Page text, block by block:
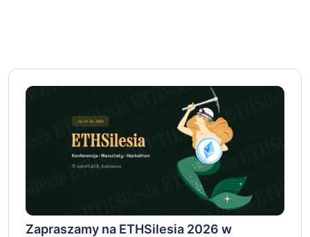
Zapraszamy na ETHSilesia 2026 w